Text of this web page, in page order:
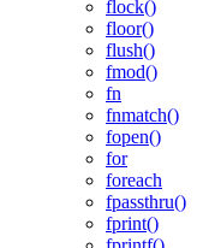
flock()
floor()
flush()
fmod()
fn
fnmatch()
fopen()
for
foreach
fpassthru()
fprint()